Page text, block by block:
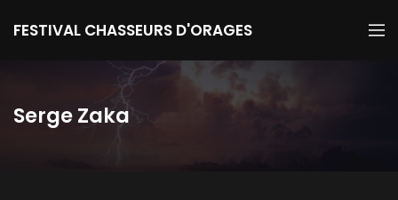
FESTIVAL CHASSEURS D'ORAGES
Serge Zaka